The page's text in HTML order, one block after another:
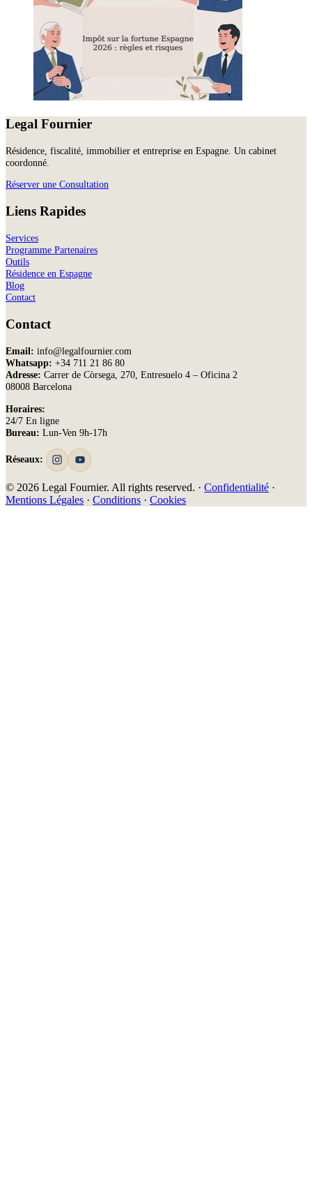
Legal Fournier
Résidence, fiscalité, immobilier et entreprise en Espagne. Un cabinet
coordonné.
Réserver une Consultation
Liens Rapides
Services
Programme Partenaires
Outils
Résidence en Espagne
Blog
Contact
Contact
Email: info@legalfournier.com
Whatsapp: +34 711 21 86 80
Adresse: Carrer de Còrsega, 270, Entresuelo 4 – Oficina 2
08008 Barcelona
Horaires:
24/7 En ligne
Bureau: Lun-Ven 9h-17h
Réseaux:
© 2026 Legal Fournier. All rights reserved. · Confidentialité ·
Mentions Légales · Conditions · Cookies